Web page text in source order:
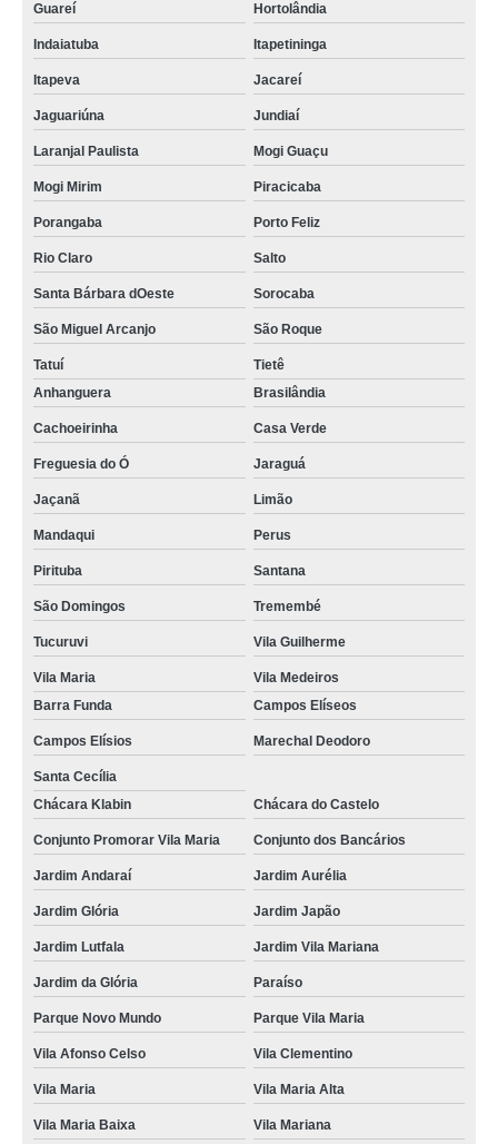
Guareí Hortolândia
Indaiatuba Itapetininga
Itapeva Jacareí
Jaguariúna Jundiaí
Laranjal Paulista Mogi Guaçu
Mogi Mirim Piracicaba
Porangaba Porto Feliz
Rio Claro Salto
Santa Bárbara dOeste Sorocaba
São Miguel Arcanjo São Roque
Tatuí
Tietê
Anhanguera
Brasilândia
Cachoeirinha Casa Verde
Freguesia do Ó Jaraguá
Jaçanã Limão
Mandaqui Perus
Pirituba Santana
São Domingos Tremembé
Tucuruvi Vila Guilherme
Vila Maria
Vila Medeiros
Barra Funda
Campos Elíseos
Campos Elísios Marechal Deodoro
Santa Cecília
Chácara Klabin
Chácara do Castelo
Conjunto Promorar Vila Maria Conjunto dos Bancários
Jardim Andaraí Jardim Aurélia
Jardim Glória Jardim Japão
Jardim Lutfala Jardim Vila Mariana
Jardim da Glória Paraíso
Parque Novo Mundo Parque Vila Maria
Vila Afonso Celso Vila Clementino
Vila Maria Vila Maria Alta
Vila Maria Baixa
Vila Mariana